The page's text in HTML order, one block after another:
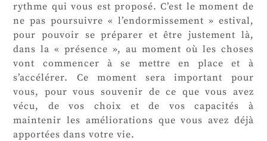
rythme qui vous est proposé. C’est le moment de
ne pas poursuivre « l’endormissement » estival,
pour pouvoir se préparer et être justement là,
dans la « présence », au moment où les choses
vont commencer à se mettre en place et à
s’accélérer. Ce moment sera important pour
vous, pour vous souvenir de ce que vous avez
vécu, de vos choix et de vos capacités à
maintenir les améliorations que vous avez déjà
apportées dans votre vie.